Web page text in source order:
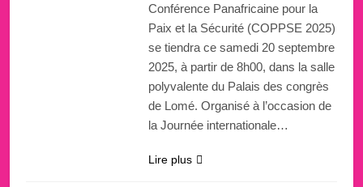
Conférence Panafricaine pour la
Paix et la Sécurité (COPPSE 2025)
se tiendra ce samedi 20 septembre
2025, à partir de 8h00, dans la salle
polyvalente du Palais des congrès
de Lomé. Organisé à l’occasion de
la Journée internationale…
Lire plus